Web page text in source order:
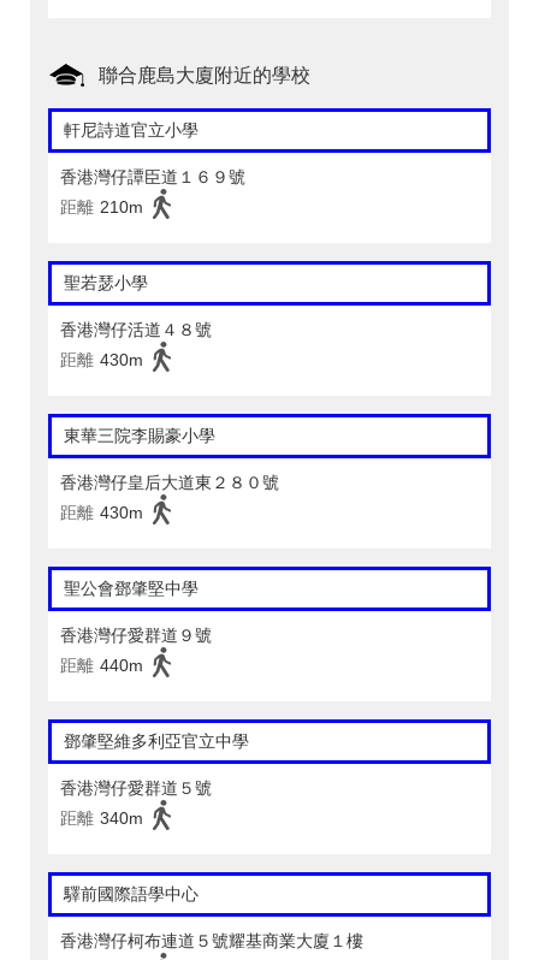
聯合鹿島大廈附近的學校
軒尼詩道官立小學
香港灣仔譚臣道１６９號
距離 210m
聖若瑟小學
香港灣仔活道４８號
距離 430m
東華三院李賜豪小學
香港灣仔皇后大道東２８０號
距離 430m
聖公會鄧肇堅中學
香港灣仔愛群道９號
距離 440m
鄧肇堅維多利亞官立中學
香港灣仔愛群道５號
距離 340m
驛前國際語學中心
香港灣仔柯布連道５號耀基商業大廈１樓